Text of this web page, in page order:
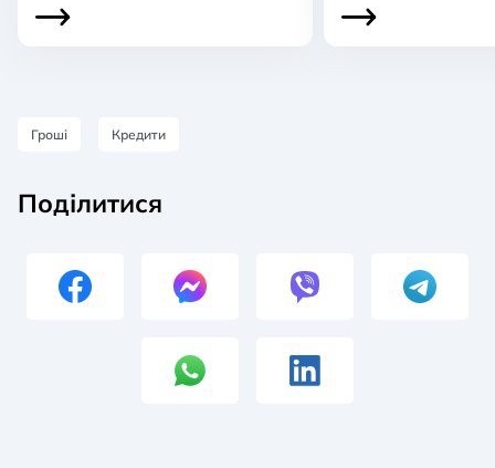
Гроші Кредити
Поділитися